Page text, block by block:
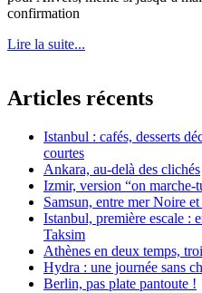
confirmation
Lire la suite...
Articles récents
Istanbul : cafés, desserts
courtes
Ankara, au-delà des clichés
Izmir, version “on marche-
Samsun, entre mer Noire
Istanbul, première escale :
Taksim
Athènes en deux temps,
Hydra : une journée sans
Berlin, pas plate pantoute !